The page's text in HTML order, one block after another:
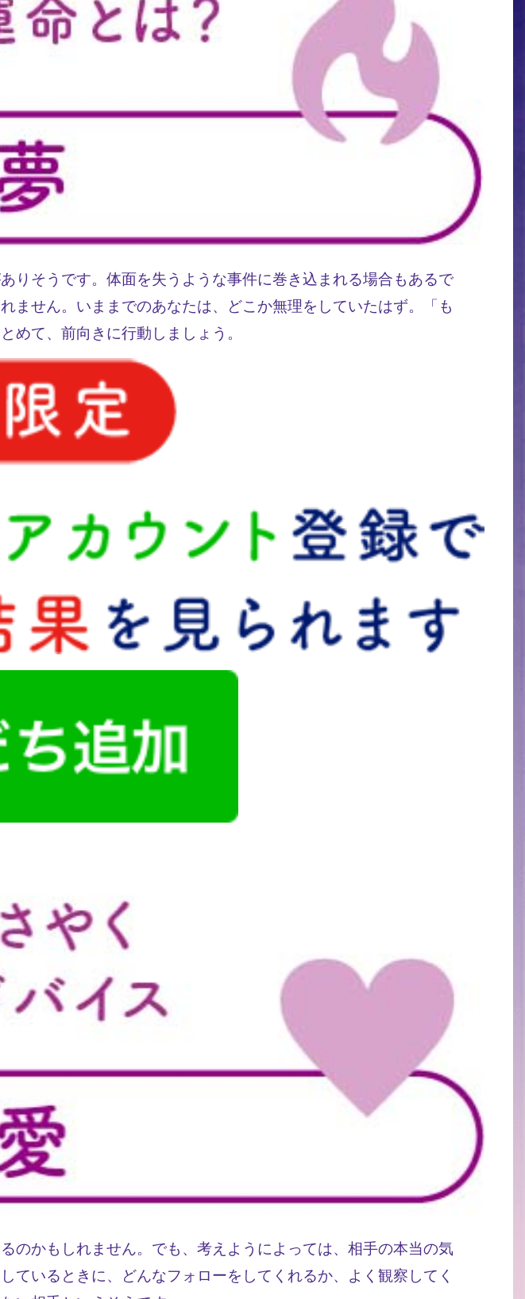
りそうです。体面を失うような事件に巻き込まれる場合もあるで
ません。いままでのあなたは、どこか無理をしていたはず。「も
めて、前向きに行動しましょう。
のかもしれません。でも、考えようによっては、相手の本当の気
いるときに、どんなフォローをしてくれるか、よく観察してく